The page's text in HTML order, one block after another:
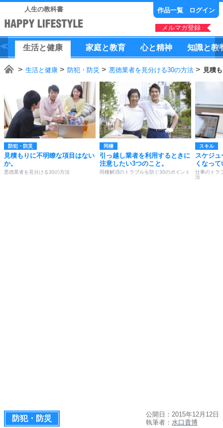
人生の教科書 作品一覧 ログイン
メルマガ登録
生活と健康 家庭と教育 心と精神 知識と教
生活と健康 防犯・防災 悪徳業者を見分ける30の方法 見積
防犯・防災
見積もりに不明瞭な項目はない
か。
悪徳業者を見分ける30の方法
同棲
引っ越し業者を利用するときに
注意したい3つのこと。
同棲解消のトラブルを防ぐ30のポイント
スキル
スケジ
くなっ
仕事のトラ
法
防犯・防災
公開日：2015年12月12日
執筆者： 水口貴博